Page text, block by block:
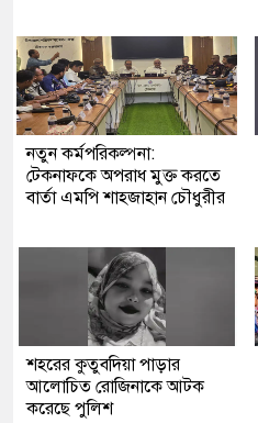
নতুন কর্মপরিকল্পনা:
টেকনাফকে অপরাধ মুক্ত করতে
বার্তা এমপি শাহজাহান চৌধুরীর
শহরের কুতুবদিয়া পাড়ার
আলোচিত রোজিনাকে আটক
করেছে পুলিশ